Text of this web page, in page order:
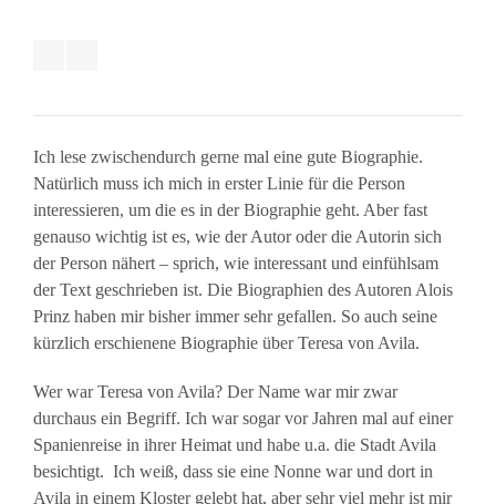
Ich lese zwischendurch gerne mal eine gute Biographie.
Natürlich muss ich mich in erster Linie für die Person
interessieren, um die es in der Biographie geht. Aber fast
genauso wichtig ist es, wie der Autor oder die Autorin sich
der Person nähert – sprich, wie interessant und einfühlsam
der Text geschrieben ist. Die Biographien des Autoren Alois
Prinz haben mir bisher immer sehr gefallen. So auch seine
kürzlich erschienene Biographie über Teresa von Avila.
Wer war Teresa von Avila? Der Name war mir zwar
durchaus ein Begriff. Ich war sogar vor Jahren mal auf einer
Spanienreise in ihrer Heimat und habe u.a. die Stadt Avila
besichtigt. Ich weiß, dass sie eine Nonne war und dort in
Avila in einem Kloster gelebt hat, aber sehr viel mehr ist mir